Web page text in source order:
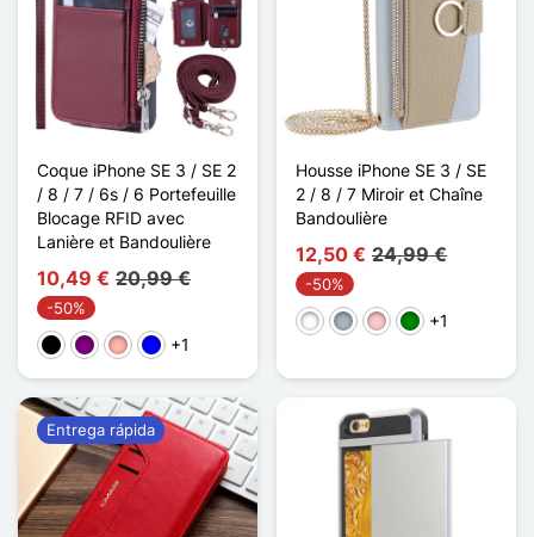
Coque iPhone SE 3 / SE 2
/ 8 / 7 / 6s / 6 Portefeuille
Blocage RFID avec
Lanière et Bandoulière
10,49 € 20,99 €
-50%
NegroPúrpuraOro rosa
Azul+1
Housse iPhone SE 3 / SE
2 / 8 / 7 Miroir et Chaîne
Bandoulière
12,50 € 24,99 €
-50%
Blanco
Gris RosaVerde
+1
Entrega rápida